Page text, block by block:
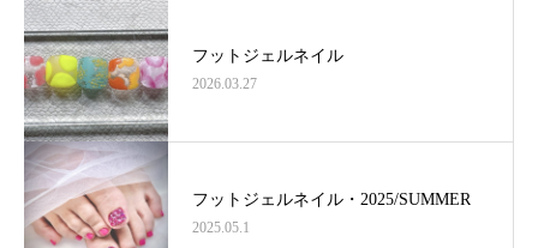
フットジェルネイル
2026.03.27
フットジェルネイル・2025/SUMMER
2025.05.1